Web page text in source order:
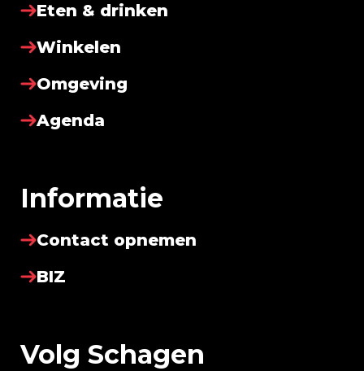
Eten & drinken
Winkelen
Omgeving
Agenda
Informatie
Contact opnemen
BIZ
Volg Schagen